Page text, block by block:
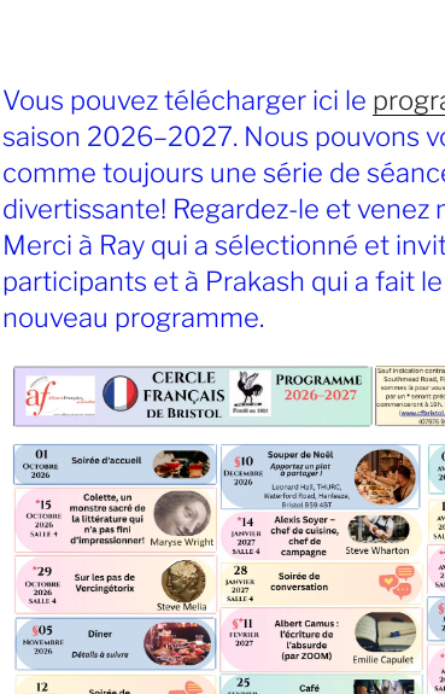
Vous pouvez télécharger ici le
saison 2026–2027. Nous pouvons
comme toujours une série de
divertissante! Regardez-le et venez
Merci à Ray qui a sélectionné et
participants et à Prakash qui a fait
nouveau programme.